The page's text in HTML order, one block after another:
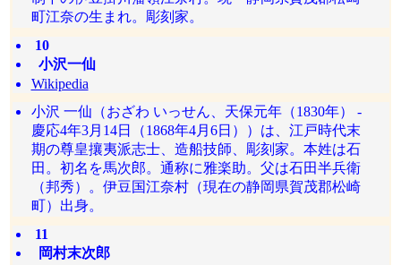
町江奈の生まれ。彫刻家。
10
小沢一仙
Wikipedia
小沢 一仙（おざわ いっせん、天保元年（1830年） -
慶応4年3月14日（1868年4月6日））は、江戸時代末
期の尊皇攘夷派志士、造船技師、彫刻家。本姓は石
田。初名を馬次郎。通称に雅楽助。父は石田半兵衛
（邦秀）。伊豆国江奈村（現在の静岡県賀茂郡松崎
町）出身。
11
岡村末次郎